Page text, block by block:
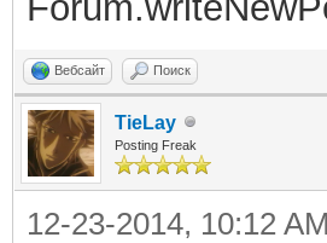
Вебсайт Поиск
TieLay
Posting Freak
12-23-2014, 10:12 AM